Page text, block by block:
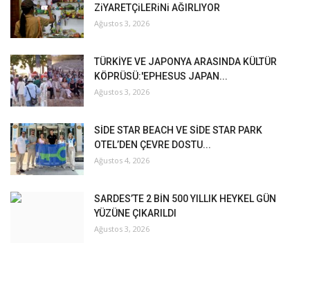
ZiYARETÇiLERiNi AĞIRLIYOR
Ağustos 3, 2026
TÜRKİYE VE JAPONYA ARASINDA KÜLTÜR
KÖPRÜSÜ:'EPHESUS JAPAN...
Ağustos 3, 2026
SİDE STAR BEACH VE SİDE STAR PARK
OTEL’DEN ÇEVRE DOSTU...
Ağustos 4, 2026
SARDES’TE 2 BİN 500 YILLIK HEYKEL GÜN
YÜZÜNE ÇIKARILDI
Ağustos 3, 2026